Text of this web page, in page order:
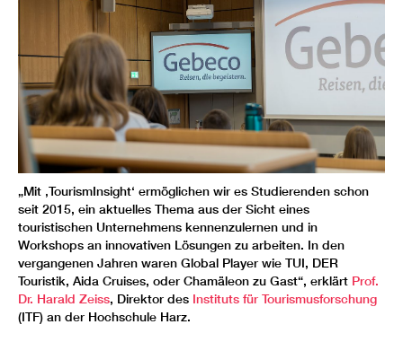
„Mit ‚TourismInsight‘ ermöglichen wir es Studierenden schon
seit 2015, ein aktuelles Thema aus der Sicht eines
touristischen Unternehmens kennenzulernen und in
Workshops an innovativen Lösungen zu arbeiten. In den
vergangenen Jahren waren Global Player wie TUI, DER
Touristik, Aida Cruises, oder Chamäleon zu Gast“, erklärt Prof.
Dr. Harald Zeiss, Direktor des Instituts für Tourismusforschung
(ITF) an der Hochschule Harz.